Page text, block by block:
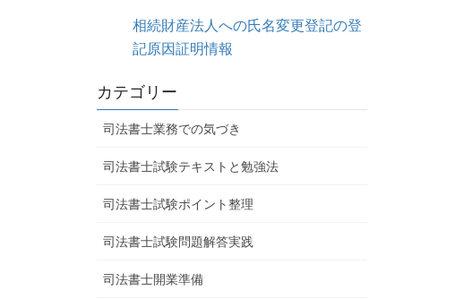
相続財産法人への氏名変更登記の登
記原因証明情報
カテゴリー
司法書士業務での気づき
司法書士試験テキストと勉強法
司法書士試験ポイント整理
司法書士試験問題解答実践
司法書士開業準備